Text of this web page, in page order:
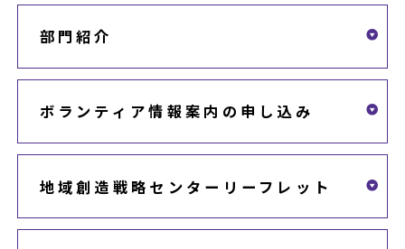
部門紹介
ボランティア情報案内の申し込み
地域創造戦略センターリーフレット